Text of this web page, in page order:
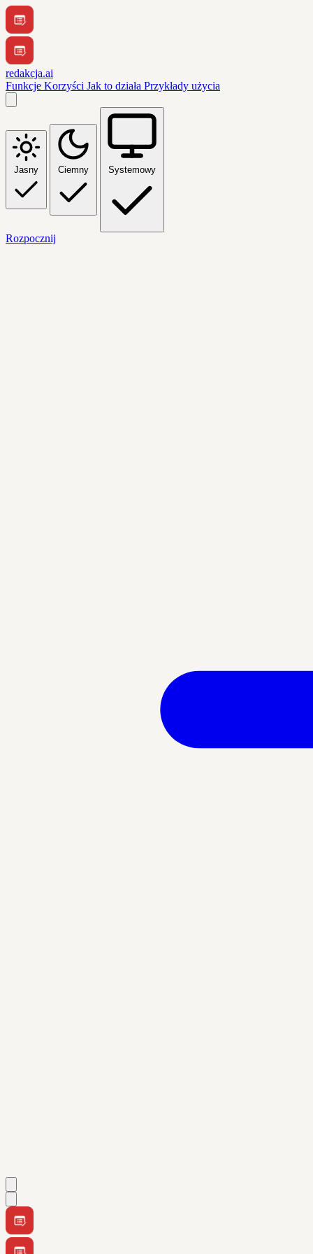
redakcja.ai
Funkcje Korzyści Jak to działa Przykłady użycia
Jasny Ciemny Systemowy
Rozpocznij